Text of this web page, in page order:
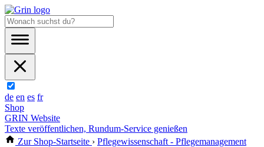
de en es fr
Shop
GRIN Website
Texte veröffentlichen, Rundum-Service genießen
Zur Shop-Startseite › Pflegewissenschaft - Pflegemanagement